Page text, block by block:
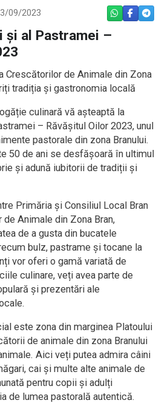
09/2023 WHATSAPP
și al Pastramei –
Crescătorilor de Animale din Zona
tradiția și gastronomia locală
culinară vă așteaptă la
– Răvășitul Oilor 2023, unul
pastorale din zona Branului.
50 de ani se desfășoară în ultimul
și adună iubitorii de tradiții și
Primăria și Consiliul Local Bran
Animale din Zona Bran,
de a gusta din bucatele
bulz, pastrame și tocane la
vor oferi o gamă variată de
culinare, veți avea parte de
și prezentări ale
este zona din marginea Platoului
de animale din zona Branului
Aici veți putea admira câini
cai și multe alte animale de
pentru copii și adulți
de lumea pastorală autentică.